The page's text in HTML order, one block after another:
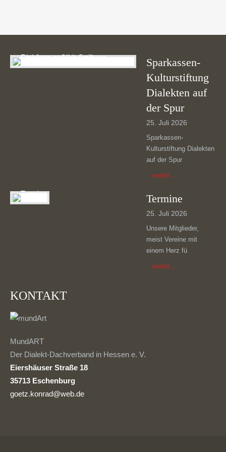
Sparkassen-
Kulturstiftung
Dialekten auf
der Spur
25. Juli 2026
Sparkassen-
Kulturstiftung Dialekten
auf der Spur
weiter...
Termine
25. Juli 2026
Unsere Mitglieder,
meist Vereine mit
einem Herz fü
weiter...
KONTAKT
MundART
Der Dialekt-Dachverband in Hessen e. V.
Eiershäuser Straße 18
35713 Eschenburg
goetz.konrad@web.de